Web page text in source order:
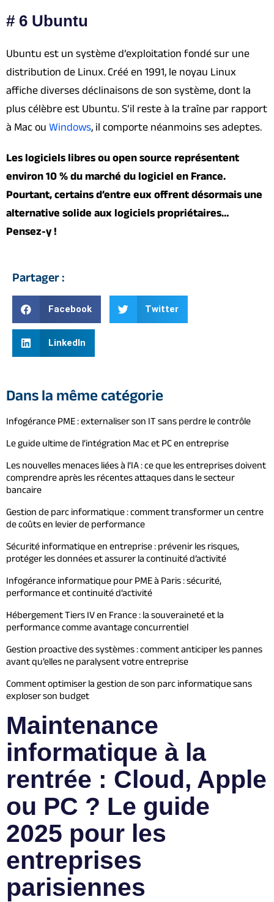
# 6 Ubuntu
Ubuntu est un système d’exploitation fondé sur une
distribution de Linux. Créé en 1991, le noyau Linux
affiche diverses déclinaisons de son système, dont la
plus célèbre est Ubuntu. S’il reste à la traîne par rapport
à Mac ou Windows, il comporte néanmoins ses adeptes.
Les logiciels libres ou open source représentent
environ 10 % du marché du logiciel en France.
Pourtant, certains d’entre eux offrent désormais une
alternative solide aux logiciels propriétaires…
Pensez-y !
Partager :
Facebook Twitter
LinkedIn
Dans la même catégorie
Infogérance PME : externaliser son IT sans perdre le contrôle
Le guide ultime de l’intégration Mac et PC en entreprise
Les nouvelles menaces liées à l’IA : ce que les entreprises doivent
comprendre après les récentes attaques dans le secteur
bancaire
Gestion de parc informatique : comment transformer un centre
de coûts en levier de performance
Sécurité informatique en entreprise : prévenir les risques,
protéger les données et assurer la continuité d’activité
Infogérance informatique pour PME à Paris : sécurité,
performance et continuité d’activité
Hébergement Tiers IV en France : la souveraineté et la
performance comme avantage concurrentiel
Gestion proactive des systèmes : comment anticiper les pannes
avant qu’elles ne paralysent votre entreprise
Comment optimiser la gestion de son parc informatique sans
exploser son budget
Maintenance
informatique à la
rentrée : Cloud, Apple
ou PC ? Le guide
2025 pour les
entreprises
parisiennes